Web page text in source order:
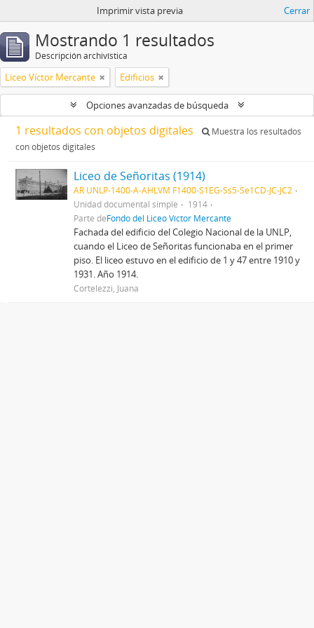
Imprimir vista previa Cerrar
Mostrando 1 resultados
Descripción archivística
Liceo Víctor Mercante Edificios
Opciones avanzadas de búsqueda
1 resultados con objetos digitales
Muestra los resultados
con objetos digitales
Liceo de Señoritas (1914)
AR UNLP-1400-A-AHLVM F1400-S1EG-Ss5-Se1CD-JC-JC2
Unidad documental simple
1914
Parte deFondo del Liceo Víctor Mercante
Fachada del edificio del Colegio Nacional de la UNLP,
cuando el Liceo de Señoritas funcionaba en el primer
piso. El liceo estuvo en el edificio de 1 y 47 entre 1910 y
1931. Año 1914.
Cortelezzi, Juana